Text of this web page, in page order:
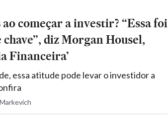
começar a investir? “Essa foi
diz Morgan Housel,
Financeira’
essa atitude pode levar o investidor a